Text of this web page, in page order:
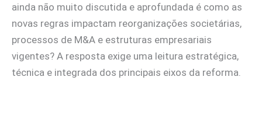
ainda não muito discutida e aprofundada é como as
novas regras impactam reorganizações societárias,
processos de M&A e estruturas empresariais
vigentes? A resposta exige uma leitura estratégica,
técnica e integrada dos principais eixos da reforma.